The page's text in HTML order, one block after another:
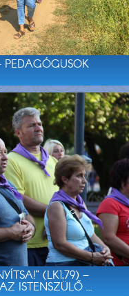
PEDAGÓGUSOK
(LK1,79) –
ISTENSZÜLŐ ...